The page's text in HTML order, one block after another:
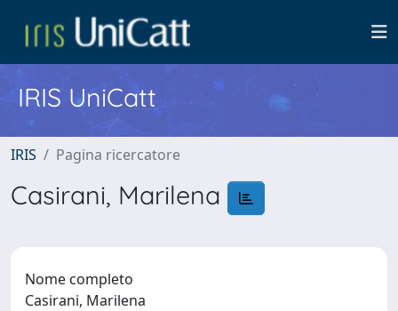
IRIS UniCatt
IRIS Pagina ricercatore
Casirani, Marilena
Nome completo
Casirani, Marilena